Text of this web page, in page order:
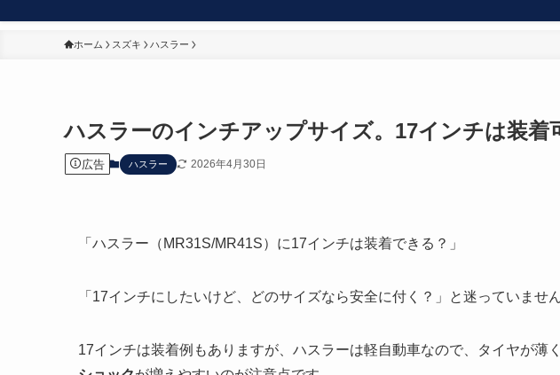
ホーム スズキ ハスラー
ハスラーのインチアップサイズ。17インチは装着
広告 ハスラー 2026年4月30日
「ハスラー（MR31S/MR41S）に17インチは装着できる？」
「17インチにしたいけど、どのサイズなら安全に付く？」と迷っていません
17インチは装着例もありますが、ハスラーは軽自動車なので、タイヤが薄